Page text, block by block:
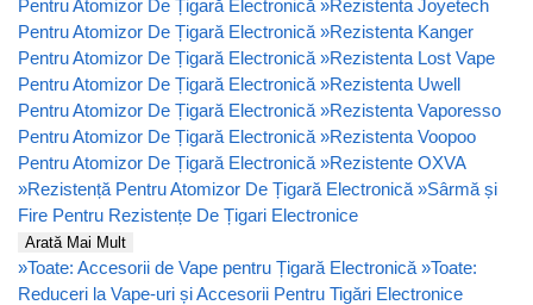
Pentru Atomizor De Țigară Electronică »Rezistenta Joyetech
Pentru Atomizor De Țigară Electronică »Rezistenta Kanger
Pentru Atomizor De Țigară Electronică »Rezistenta Lost Vape
Pentru Atomizor De Țigară Electronică »Rezistenta Uwell
Pentru Atomizor De Țigară Electronică »Rezistenta Vaporesso
Pentru Atomizor De Țigară Electronică »Rezistenta Voopoo
Pentru Atomizor De Țigară Electronică »Rezistente OXVA
»Rezistență Pentru Atomizor De Țigară Electronică »Sârmă și
Fire Pentru Rezistențe De Țigari Electronice
Arată Mai Mult
»Toate: Accesorii de Vape pentru Țigară Electronică »Toate:
Reduceri la Vape-uri și Accesorii Pentru Tigări Electronice